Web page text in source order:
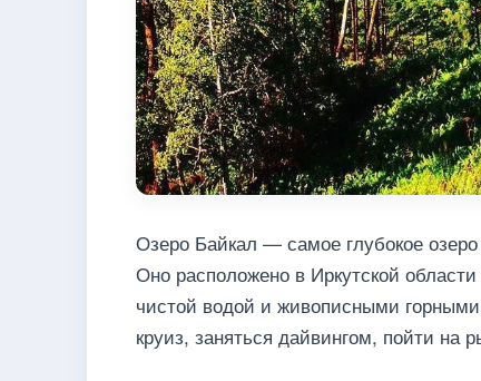
Озеро Байкал — самое глубокое
Оно расположено в Иркутской
чистой водой и живописными
круиз, заняться дайвингом, пойти на